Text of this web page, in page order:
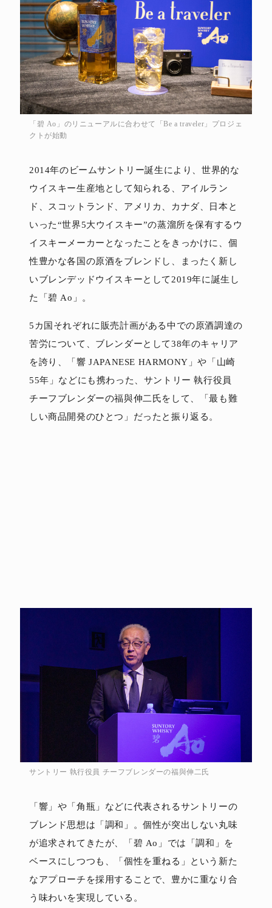
「碧 Ao」のリニューアルに合わせて「Be a traveler」プロジェ
クトが始動
2014年のビームサントリー誕生により、世界的な
ウイスキー生産地として知られる、アイルラン
ド、スコットランド、アメリカ、カナダ、日本と
いった“世界5大ウイスキー”の蒸溜所を保有するウ
イスキーメーカーとなったことをきっかけに、個
性豊かな各国の原酒をブレンドし、まったく新し
いブレンデッドウイスキーとして2019年に誕生し
た「碧 Ao」。
5カ国それぞれに販売計画がある中での原酒調達の
苦労について、ブレンダーとして38年のキャリア
を誇り、「響 JAPANESE HARMONY」や「山崎
55年」などにも携わった、サントリー 執行役員
チーフブレンダーの福與伸二氏をして、「最も難
しい商品開発のひとつ」だったと振り返る。
サントリー 執行役員 チーフブレンダーの福與伸二氏
「響」や「角瓶」などに代表されるサントリーの
ブレンド思想は「調和」。個性が突出しない丸味
が追求されてきたが、「碧 Ao」では「調和」を
ベースにしつつも、「個性を重ねる」という新た
なアプローチを採用することで、豊かに重なり合
う味わいを実現している。